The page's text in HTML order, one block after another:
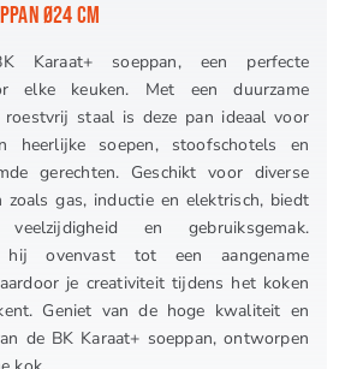
Ø24 CM
Karaat+ soeppan, een perfecte
elke keuken. Met een duurzame
roestvrij staal is deze pan ideaal voor
heerlijke soepen, stoofschotels en
gerechten. Geschikt voor diverse
zoals gas, inductie en elektrisch, biedt
en gebruiksgemak.
hij ovenvast tot een aangename
je creativiteit tijdens het koken
Geniet van de hoge kwaliteit en
de BK Karaat+ soeppan, ontworpen